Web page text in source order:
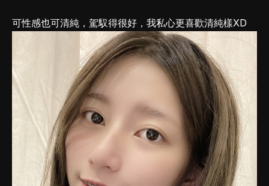
可性感也可清純，駕馭得很好，我私心更喜歡清純樣XD